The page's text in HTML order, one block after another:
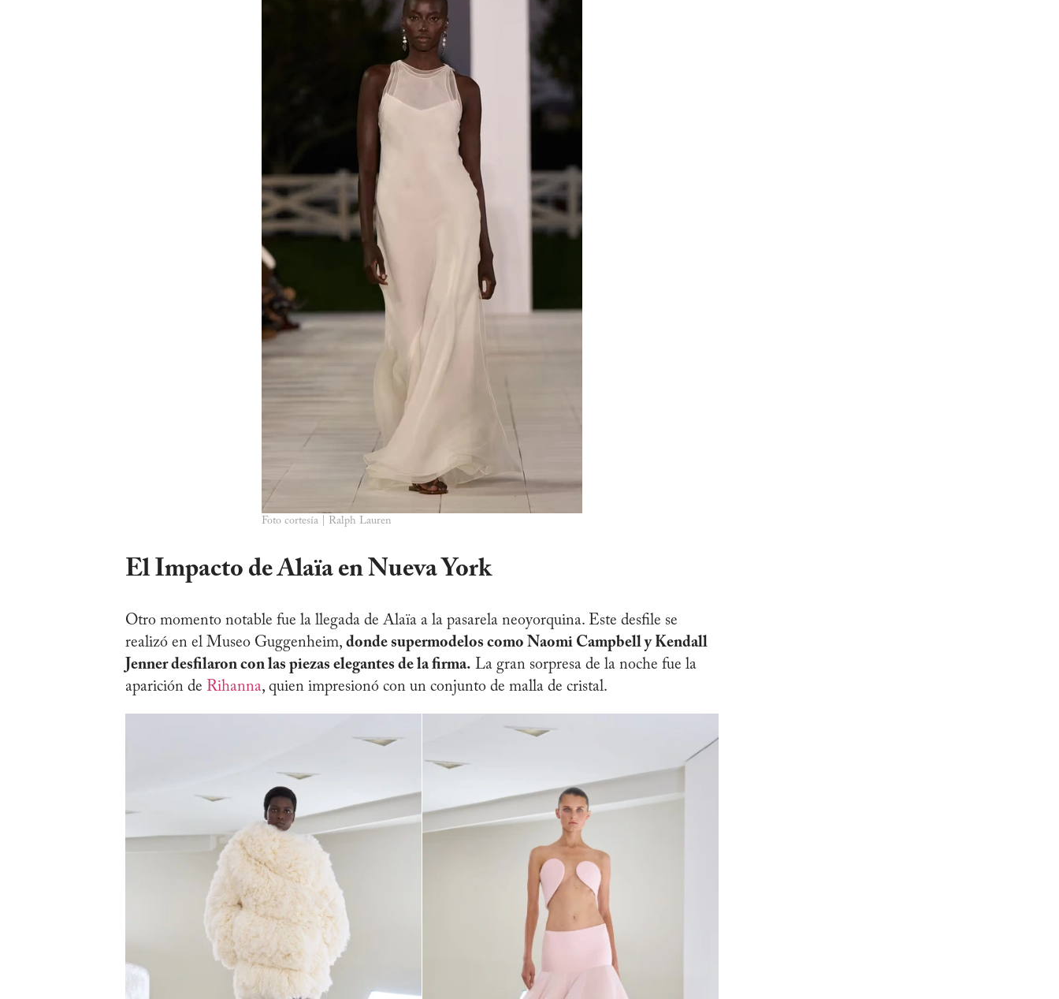
Foto cortesía | Ralph Lauren
El Impacto de Alaïa en Nueva York
Otro momento notable fue la llegada de Alaïa a la pasarela neoyorquina. Este desfile se
realizó en el Museo Guggenheim, donde supermodelos como Naomi Campbell y Kendall
Jenner desfilaron con las piezas elegantes de la firma. La gran sorpresa de la noche fue la
aparición de Rihanna, quien impresionó con un conjunto de malla de cristal.